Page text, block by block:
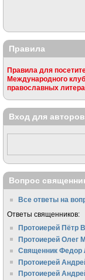
Правила
Правила для
Международного
православных
Вход для авторов
Вопрос
Все ответы на
Ответы священников:
Протоиерей Пётр
Протоиерей Олег
Священник Федор
Протоиерей
Протоиерей